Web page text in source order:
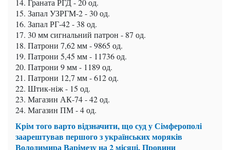
14. Граната РГД - 20 од.
15. Запал УЗРГМ-2 - 30 од.
16. Запал РГ-42 - 38 од.
17. 30 мм сигнальний патрон - 87 од.
18. Патрони 7,62 мм - 9865 од.
19. Патрони 5,45 мм - 11736 од.
20. Патрони 9 мм - 1189 од.
21. Патрони 12,7 мм - 612 од.
22. Штик-ніж - 15 од.
23. Магазин АК-74 - 42 од.
24. Магазин ПМ - 4 од.
Крім того варто відзначити, що суд у Сімферополі
заарештував першого з українських моряків
Володимира Варімезу на 2 місяці. Провини